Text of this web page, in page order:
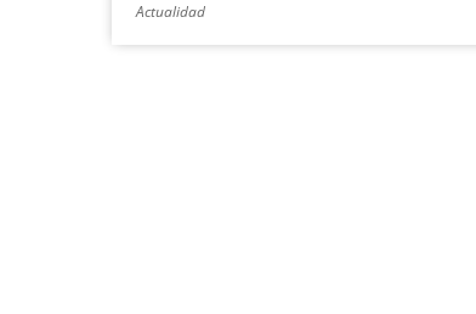
Actualidad